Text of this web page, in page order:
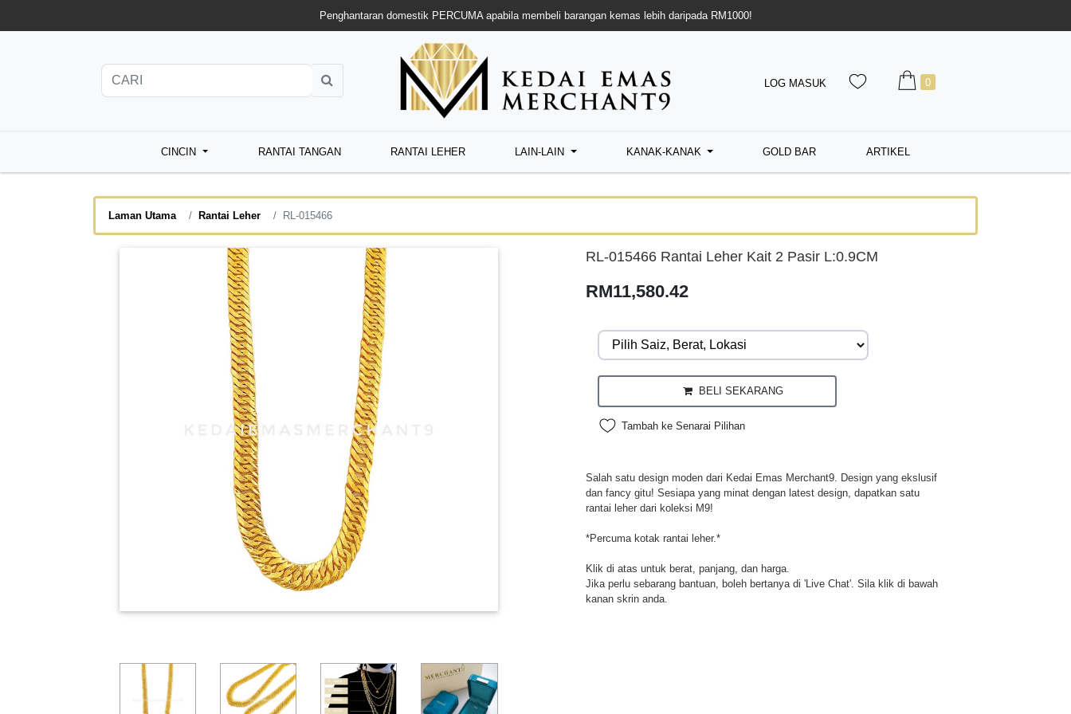
Penghantaran domestik PERCUMA apabila membeli barangan kemas lebih daripada RM1000!
LOG MASUK 0
CINCIN RANTAI TANGAN RANTAI LEHER LAIN-LAIN KANAK-KANAK GOLD BAR ARTIKEL
Laman Utama Rantai Leher RL-015466
RL-015466 Rantai Leher Kait 2 Pasir L:0.9CM
RM11,580.42
BELI SEKARANG
Tambah ke Senarai Pilihan
Salah satu design moden dari Kedai Emas Merchant9. Design yang ekslusif
dan fancy gitu! Sesiapa yang minat dengan latest design, dapatkan satu
rantai leher dari koleksi M9!
*Percuma kotak rantai leher.*
Klik di atas untuk berat, panjang, dan harga.
Jika perlu sebarang bantuan, boleh bertanya di 'Live Chat'. Sila klik di bawah
kanan skrin anda.